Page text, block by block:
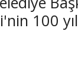
100